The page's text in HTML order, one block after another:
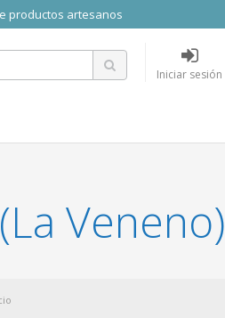
productos artesanos
Iniciar sesión
Veneno)